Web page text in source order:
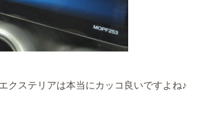
クステリアは本当にカッコ良いですよね♪